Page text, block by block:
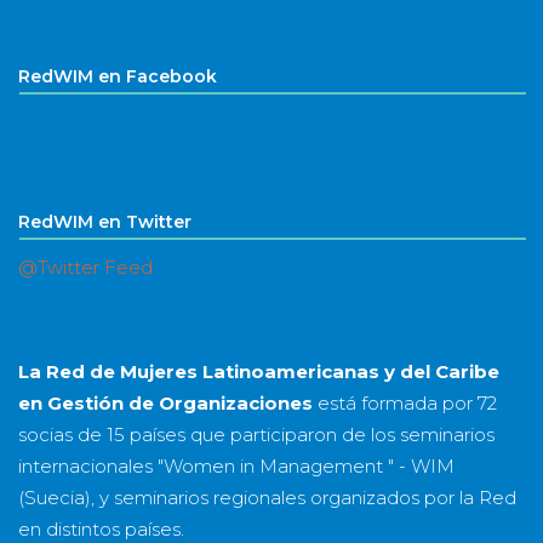
RedWIM en Facebook
RedWIM en Twitter
@Twitter Feed
La Red de Mujeres Latinoamericanas y del Caribe
en Gestión de Organizaciones está formada por 72
socias de 15 países que participaron de los seminarios
internacionales "Women in Management " - WIM
(Suecia), y seminarios regionales organizados por la Red
en distintos países.